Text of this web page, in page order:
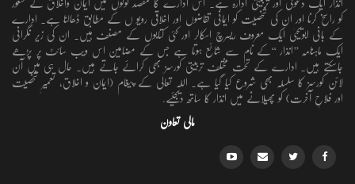
انذار ایک دعوتی اور تربیتی ادارہ ہے۔ اس ادارے کا مقصد لوگوں میں ایمان واخلاق کے شعور
کو راسخ کرنا اور ان کی شخصیت کو ایمانی تقاضوں اور اخلاقی رویو ں کے مطابق ڈھالنا ہے۔ ادارے
کے بانی ابویحییٰ ایک معروف ریسرچ اسکالر اور کئی کتابوں کے مصنف ہیں۔ ان کی زیر نگرانی
ایک ماہنامہ ’’انذار ‘‘کے نام سے شائع ہوتا ہے جس کے مضامین اس ویب سائٹ پر پڑھے
جاسکتے ہیں۔ ادارے کے تحت مختلف تربیتی کورسز بھی کرائے جاتے ہیں۔ حال ہی میں آن
لائن کورسز کا سلسلہ بھی شروع کیا گیا ہے۔ اللہ تعالٰی کے پیغام (ایمان و اخلاق، تعمیرِ شخصیت
اور فلاحِ آخرت) کو پھیلانے میں انذار کا ساتھ دیجئیے.
مالی تعاون